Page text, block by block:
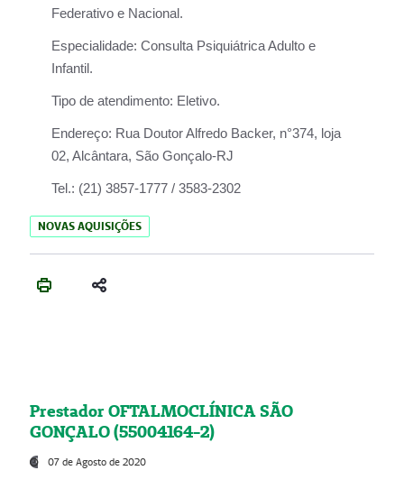
Federativo e Nacional.
Especialidade: Consulta Psiquiátrica Adulto e
Infantil.
Tipo de atendimento: Eletivo.
Endereço: Rua Doutor Alfredo Backer, n°374, loja
02, Alcântara, São Gonçalo-RJ
Tel.: (21) 3857-1777 / 3583-2302
NOVAS AQUISIÇÕES
Prestador OFTALMOCLÍNICA SÃO
GONÇALO (55004164-2)
07 de Agosto de 2020